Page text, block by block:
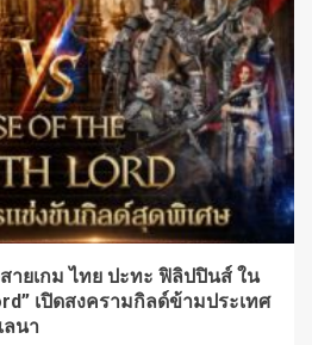
ายเกม ไทย ปะทะ ฟิลิปปินส์ ใน
เปิดสงครามกิลด์ข้ามประเทศ
ลนา